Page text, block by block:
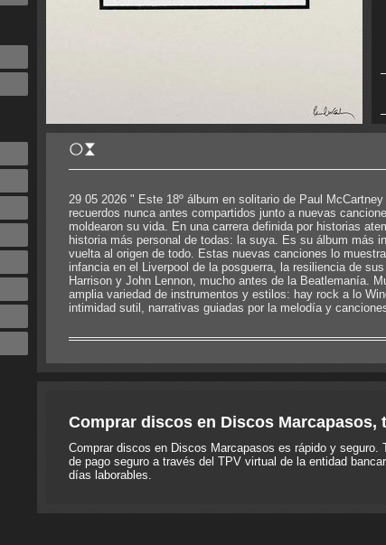
29 05 2026 " Este 18º álbum en solitario de Paul
recuerdos nunca antes compartidos junto a nuevas
moldearon su vida. En una carrera definida por historias
historia más personal de todas: la suya. Es su álbum más
vuelta al origen de todo. Estas nuevas canciones lo
infancia en el Liverpool de la posguerra, la resiliencia de
Harrison y John Lennon, mucho antes de la Beatlemanía.
amplia variedad de instrumentos y estilos: hay rock a lo
intimidad sutil, narrativas guiadas por la melodía y
Comprar discos en Discos
Comprar discos en Discos Marcapasos es rápido y
de pago seguro a través del TPV virtual de la entidad
días laborables.